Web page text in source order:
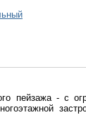
пейзажа - с